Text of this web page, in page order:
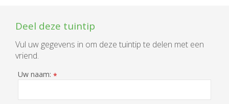
Deel deze tuintip
Vul uw gegevens in om deze tuintip te delen met een
vriend.
Uw naam: *